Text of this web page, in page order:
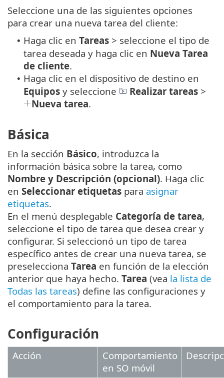
Seleccione una de las siguientes opciones
para crear una nueva tarea del cliente:
• Haga clic en Tareas > seleccione el tipo de
tarea deseada y haga clic en Nueva Tarea
de cliente.
• Haga clic en el dispositivo de destino en
Equipos y seleccione Realizar tareas >
Nueva tarea.
Básica
En la sección Básico, introduzca la
información básica sobre la tarea, como
Nombre y Descripción (opcional). Haga clic
en Seleccionar etiquetas para asignar
etiquetas.
En el menú desplegable Categoría de tarea,
seleccione el tipo de tarea que desea crear y
configurar. Si seleccionó un tipo de tarea
específico antes de crear una nueva tarea, se
preselecciona Tarea en función de la elección
anterior que haya hecho. Tarea (vea la lista de
Todas las tareas) define las configuraciones y
el comportamiento para la tarea.
Configuración
Acción
Comportamiento
en SO móvil